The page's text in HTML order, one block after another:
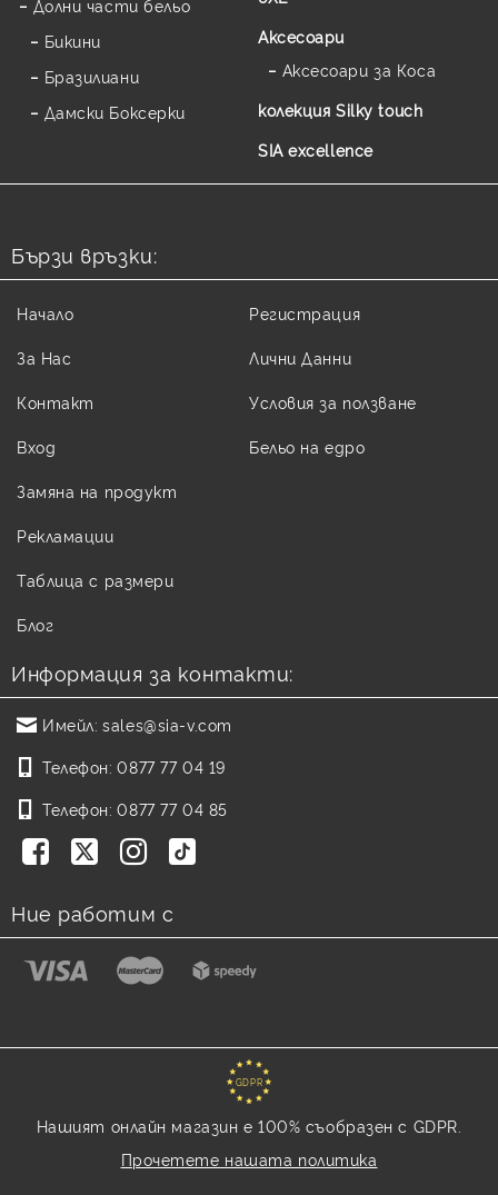
Долни части бельо
Бикини
Бразилиани
Дамски Боксерки
Аксесоари
Аксесоари за Коса
колекция Silky touch
SIA excellence
Бързи връзки:
Начало
За Нас
Контакт
Вход
Регистрация
Лични Данни
Условия за ползване
Бельо на едро
Замяна на продукт
Рекламации
Таблица с размери
Блог
Информация за контакти:
Имейл: sales@sia-v.com
Телефон: 0877 77 04 19
Телефон: 0877 77 04 85
Ние работим с
GDPR
Нашият онлайн магазин е 100% съобразен с GDPR.
Прочетете нашата политика